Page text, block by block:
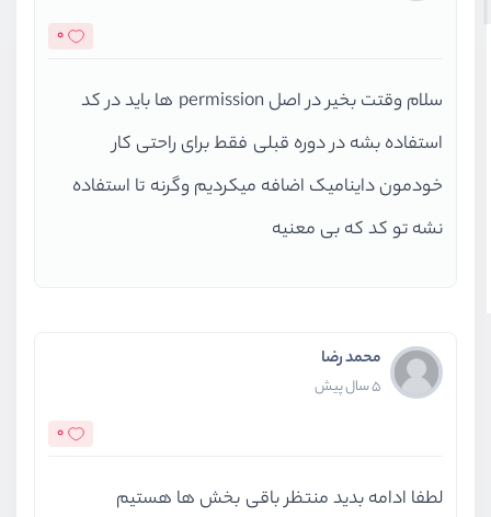
0
سلام وقتت بخیر در اصل permission ها باید در کد
استفاده بشه در دوره قبلی فقط برای راحتی کار
خودمون داینامیک اضافه میکردیم وگرنه تا استفاده
نشه تو کد که بی معنیه
محمد رضا
5 سال پیش
0
لطفا ادامه بدید منتظر باقی بخش ها هستیم